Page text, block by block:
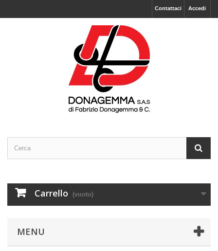
Accedi
Contattaci
Carrello (vuoto)
MENU